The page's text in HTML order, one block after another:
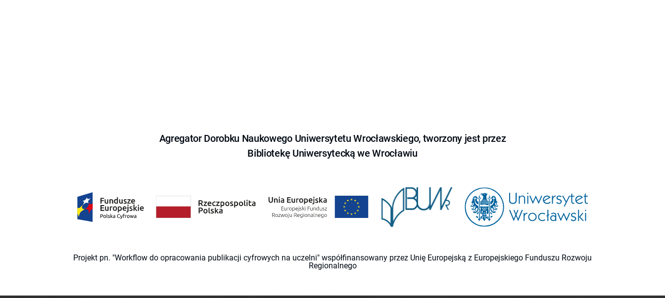
Agregator Dorobku Naukowego Uniwersytetu Wrocławskiego, tworzony jest przez
Bibliotekę Uniwersytecką we Wrocławiu
Projekt pn. "Workflow do opracowania publikacji cyfrowych na uczelni" współfinansowany przez Unię Europejską z Europejskiego Funduszu Rozwoju
Regionalnego